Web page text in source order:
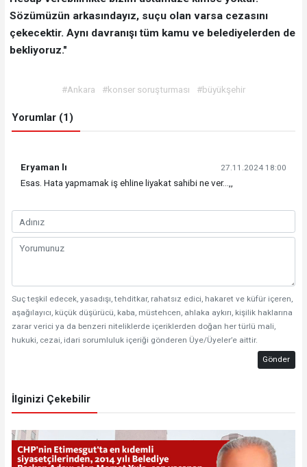
Sözümüzün arkasındayız, suçu olan varsa cezasını
çekecektir. Aynı davranışı tüm kamu ve belediyelerden de
bekliyoruz."
#Ankara #konser soruşturması #büyükşehir
Yorumlar (1)
Eryaman lı 27.11.2024 18:00
Esas. Hata yapmamak iş ehline liyakat sahibi ne ver...,,
Suç teşkil edecek, yasadışı, tehditkar, rahatsız edici, hakaret ve küfür içeren,
aşağılayıcı, küçük düşürücü, kaba, müstehcen, ahlaka aykırı, kişilik haklarına
zarar verici ya da benzeri niteliklerde içeriklerden doğan her türlü mali,
hukuki, cezai, idari sorumluluk içeriği gönderen Üye/Üyeler’e aittir.
Gönder
İlginizi Çekebilir